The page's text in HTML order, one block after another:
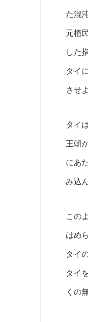
た混
元植
した
タイ
させ
タイ
王朝
にあ
み込
この
はめ
タイ
タイ
くの